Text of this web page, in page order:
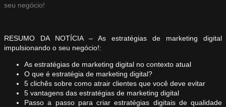
seu negócio!
RESUMO DA NOTÍCIA – As estratégias de marketing digital
impulsionando o seu negócio!:
As estratégias de marketing digital no contexto atual
O que é estratégia de marketing digital?
5 clichês sobre como atrair clientes que você deve evitar
5 vantagens das estratégias de marketing digital
Passo a passo para criar estratégias digitais de qualidade